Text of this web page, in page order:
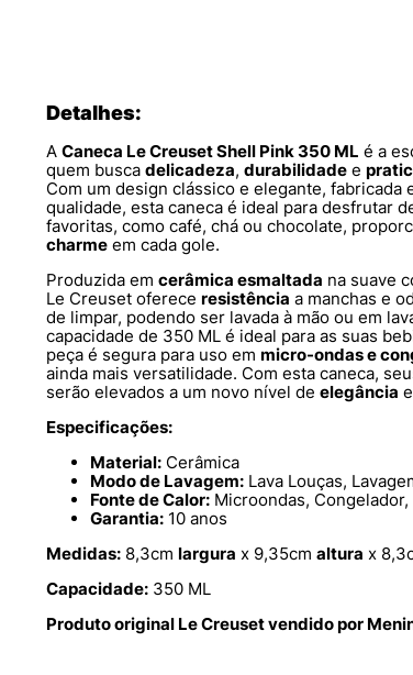
Detalhes:
A Caneca Le Creuset Shell Pink 350 ML é a
quem busca delicadeza, durabilidade e
Com um design clássico e elegante, fabricada
qualidade, esta caneca é ideal para desfrutar
favoritas, como café, chá ou chocolate,
charme em cada gole.
Produzida em cerâmica esmaltada na suave
Le Creuset oferece resistência a manchas e
de limpar, podendo ser lavada à mão ou em
capacidade de 350 ML é ideal para as suas
peça é segura para uso em micro-ondas e
ainda mais versatilidade. Com esta caneca,
serão elevados a um novo nível de elegância e
Especificações:
Material: Cerâmica
Modo de Lavagem: Lava Louças,
Fonte de Calor: Microondas,
Garantia: 10 anos
Medidas: 8,3cm largura x 9,35cm altura x
Capacidade: 350 ML
Produto original Le Creuset vendido por